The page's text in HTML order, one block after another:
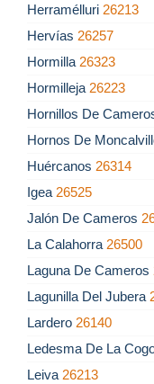
Herramélluri 26213
Hervías 26257
Hormilla 26323
Hormilleja 26223
Hornillos De
Hornos De
Huércanos 26314
Igea 26525
Jalón De Cameros
La Calahorra 26500
Laguna De Cameros
Lagunilla Del Jubera
Lardero 26140
Ledesma De La
Leiva 26213